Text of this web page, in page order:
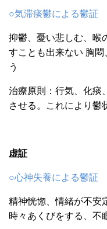
○気滞痰鬱による鬱証
抑鬱、憂い悲しむ、喉
すことも出来ない 胸悶
う
治療原則：行気、化痰
させる。これにより鬱
虚証
○心神失養による鬱証
精神恍惚、情緒が不安
時々あくびをする、不